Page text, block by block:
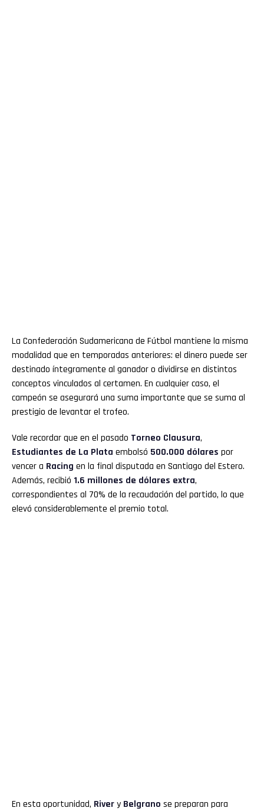
La Confederación Sudamericana de Fútbol mantiene la misma
modalidad que en temporadas anteriores: el dinero puede ser
destinado íntegramente al ganador o dividirse en distintos
conceptos vinculados al certamen. En cualquier caso, el
campeón se asegurará una suma importante que se suma al
prestigio de levantar el trofeo.
Vale recordar que en el pasado Torneo Clausura,
Estudiantes de La Plata embolsó 500.000 dólares por
vencer a Racing en la final disputada en Santiago del Estero.
Además, recibió 1.6 millones de dólares extra,
correspondientes al 70% de la recaudación del partido, lo que
elevó considerablemente el premio total.
En esta oportunidad, Rivery Belgrano se preparan para